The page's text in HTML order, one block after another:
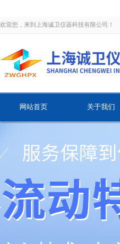
欢迎您，来到上海诚卫仪器科技有限公司！
网站首页 关于我们